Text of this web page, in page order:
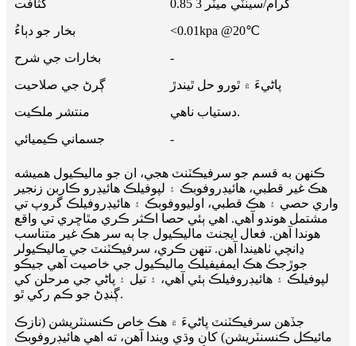
کثافت
0.85 گرام/سينٽي ميٽر 3
بخار جو دٻاءُ
<0.01kpa @20℃
بخارات جي شرح
-
ڳرڻ جي صلاحيت
پاڻيءَ ۾ ٿورو حل ٿيندڙ
منتشر ملڪيت
دستياب ناهي.
جسماني ڪيميائي
-
ڪنهن به قسم جو سرفيڪٽنٽ هجي، ان جو ماليڪيول هميشه
هڪ غير قطبي، هائيڊروفوبڪ ۽ لپوفيلڪ هائيڊرو ڪاربن زنجير
واري حصي ۽ هڪ قطبي، اوليووفوبڪ ۽ هائيڊروفيلڪ گروپ تي
مشتمل هوندو آهي. اهي ٻئي حصا اڪثر ڪري مٿاڇري تي واقع
هوندا آهن. فعال ايجنٽ ماليڪيول جا ٻه سر هڪ غير متناسب
ڍانچي ٺاهيندا آهن. تنهن ڪري، سرفيڪٽنٽ جي ماليڪيولر
جوڙجڪ هڪ ايمفيفيلڪ ماليڪيول جي خاصيت آهي جيڪو
لپوفيلڪ ۽ هائيڊروفيلڪ ٻئي آهي، ۽ تيل ۽ پاڻي جي مرحلن کي
ڳنڍڻ جو ڪم رکي ٿو.
جڏهن سرفيڪٽنٽ پاڻيءَ ۾ هڪ خاص ڪنسنٽريشن (نازڪ
مائيڪل ڪنسنٽريشن) کان وڌي ويندا آهن، ته اهي هائيڊروفوبڪ